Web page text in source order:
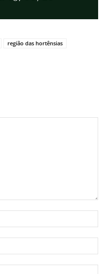
região das hortênsias